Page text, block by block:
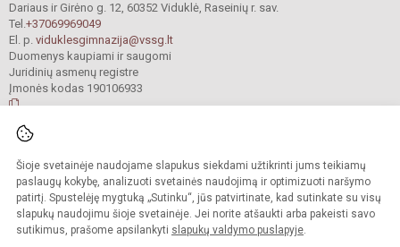
Šioje svetainėje naudojame slapukus siekdami užtikrinti jums teikiamų
paslaugų kokybę, analizuoti svetainės naudojimą ir optimizuoti naršymo
patirtį. Spustelėję mygtuką „Sutinku“, jūs patvirtinate, kad sutinkate su visų
slapukų naudojimu šioje svetainėje. Jei norite atšaukti arba pakeisti savo
sutikimus, prašome apsilankyti slapukų valdymo puslapyje.
Dariaus ir Girėno g. 12, 60352 Viduklė, Raseinių r. sav.
Tel.+37069969049
El. p. viduklesgimnazija@vssg.lt
Duomenys kaupiami ir saugomi
Juridinių asmenų registre
Įmonės kodas 190106933
saugomos.
Kopijuoti turinį be raštiško gimnazijos sutikimo griežtai draudžiama.
Prieinamumo paraiška Slapukų valdymas
Sumanus būdas atnaujinti